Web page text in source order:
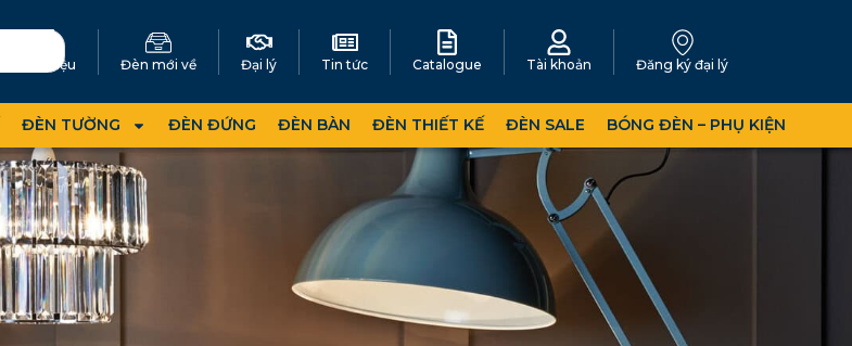
Giới thiệu Đèn mới về Đại lý Tin tức Catalogue Tài khoản Đăng ký đại lý
ĐÈN TƯỜNG ĐÈN ĐỨNG ĐÈN BÀN ĐÈN THIẾT KẾ ĐÈN SALE BÓNG ĐÈN – PHỤ KIỆN